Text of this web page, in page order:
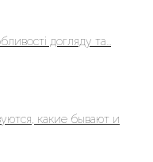
догляду та...
какие бывают и